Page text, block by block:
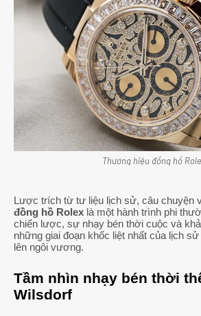
Thương hiệu đồng hồ
Lược trích từ tư liệu lịch sử, câu chuyện
đồng hồ Rolex là một hành trình phi
chiến lược, sự nhạy bén thời cuộc và
những giai đoạn khốc liệt nhất của lịch
lên ngôi vương.
Tầm nhìn nhạy bén thời
Wilsdorf